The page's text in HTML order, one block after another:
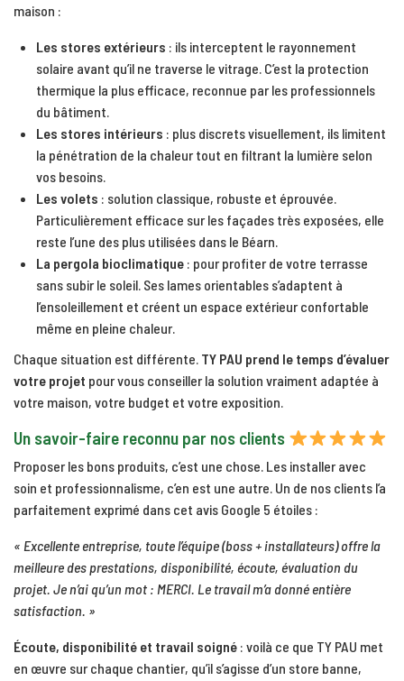
maison :
Les stores extérieurs : ils interceptent le rayonnement
solaire avant qu’il ne traverse le vitrage. C’est la protection
thermique la plus efficace, reconnue par les professionnels
du bâtiment.
Les stores intérieurs : plus discrets visuellement, ils limitent
la pénétration de la chaleur tout en filtrant la lumière selon
vos besoins.
Les volets : solution classique, robuste et éprouvée.
Particulièrement efficace sur les façades très exposées, elle
reste l’une des plus utilisées dans le Béarn.
La pergola bioclimatique : pour profiter de votre terrasse
sans subir le soleil. Ses lames orientables s’adaptent à
l’ensoleillement et créent un espace extérieur confortable
même en pleine chaleur.
Chaque situation est différente. TY PAU prend le temps d’évaluer
votre projet pour vous conseiller la solution vraiment adaptée à
votre maison, votre budget et votre exposition.
Un savoir-faire reconnu par nos clients
Proposer les bons produits, c’est une chose. Les installer avec
soin et professionnalisme, c’en est une autre. Un de nos clients l’a
parfaitement exprimé dans cet avis Google 5 étoiles :
« Excellente entreprise, toute l’équipe (boss + installateurs) offre la
meilleure des prestations, disponibilité, écoute, évaluation du
projet. Je n’ai qu’un mot : MERCI. Le travail m’a donné entière
satisfaction. »
Écoute, disponibilité et travail soigné : voilà ce que TY PAU met
en œuvre sur chaque chantier, qu’il s’agisse d’un store banne,